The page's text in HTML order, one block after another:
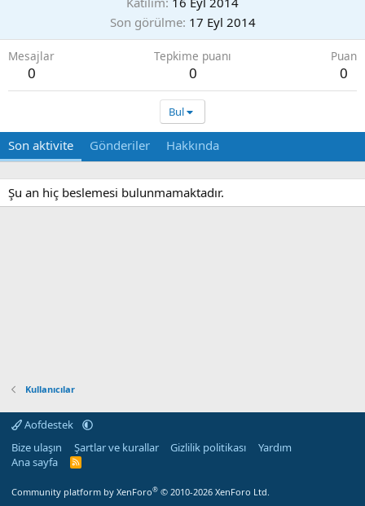
Son görülme 17 Eyl 2014
Mesajlar
0
Tepkime puanı
0
Puan
0
Bul
Son aktivite Gönderiler Hakkında
Şu an hiç beslemesi bulunmamaktadır.
Kullanıcılar
Aofdestek
Bize ulaşın
Şartlar ve kurallar Gizlilik politikası
Yardım
Ana sayfa
R
Community platform by XenForo® © 2010-2026 XenForo Ltd.